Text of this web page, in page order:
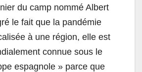
du camp nommé Albert
le fait que la pandémie
à une région, elle est
connue sous le
espagnole » parce que